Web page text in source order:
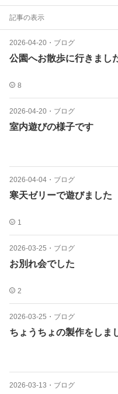
記事の表示
2026-04-20 ・ ブログ
公園へお散歩に行きまし
8
2026-04-20 ・ ブログ
室内遊びの様子です
2026-04-04 ・ ブログ
寒天ゼリーで遊びました
1
2026-03-25 ・ ブログ
お別れ会でした
2
2026-03-25 ・ ブログ
ちょうちょの製作をしま
2026-03-13 ・ ブログ